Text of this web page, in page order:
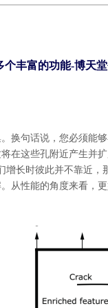
个丰富的功能-博天
换句话说，您必须能
在这些孔附近产生并
长时彼此并不靠近
从性能的角度来看，